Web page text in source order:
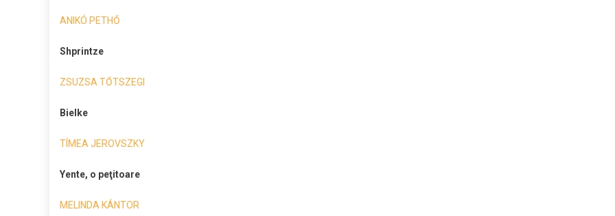
ANIKÓ PETHŐ
Shprintze
ZSUZSA TŐTSZEGI
Bielke
TÍMEA JEROVSZKY
Yente, o peţitoare
MELINDA KÁNTOR